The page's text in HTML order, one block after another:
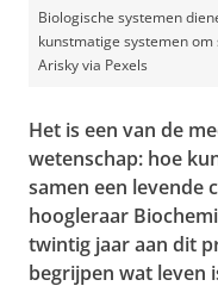
Biologische systemen
kunstmatige systemen
Arisky via Pexels
Het is een van de
wetenschap: hoe
samen een levende
hoogleraar
twintig jaar aan dit
begrijpen wat leven